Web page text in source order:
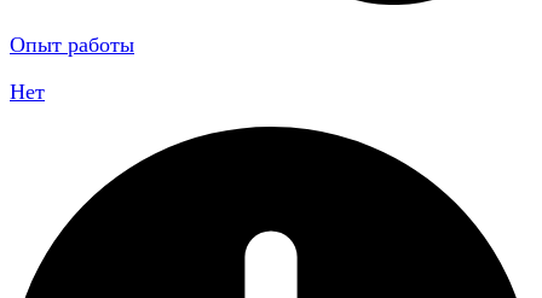
Опыт работы
Нет